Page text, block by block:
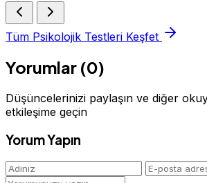
Tüm Psikolojik Testleri Keşfet
Yorumlar (0)
Düşüncelerinizi paylaşın ve diğer
etkileşime geçin
Yorum Yapın